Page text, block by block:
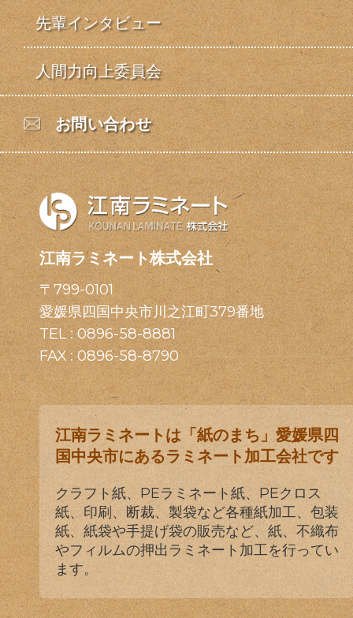
先輩インタビュー
人間力向上委員会
お問い合わせ
江南ラミネート株式会社
〒799-0101
愛媛県四国中央市川之江町379番地
TEL :0896-58-8881
FAX : 0896-58-8790
江南ラミネートは「紙のまち」愛媛県四
国中央市にあるラミネート加工会社です
クラフト紙、PEラミネート紙、PEクロス
紙、印刷、断裁、製袋など各種紙加工、包装
紙、紙袋や手提げ袋の販売など、紙、不織布
やフィルムの押出ラミネート加工を行ってい
ます。